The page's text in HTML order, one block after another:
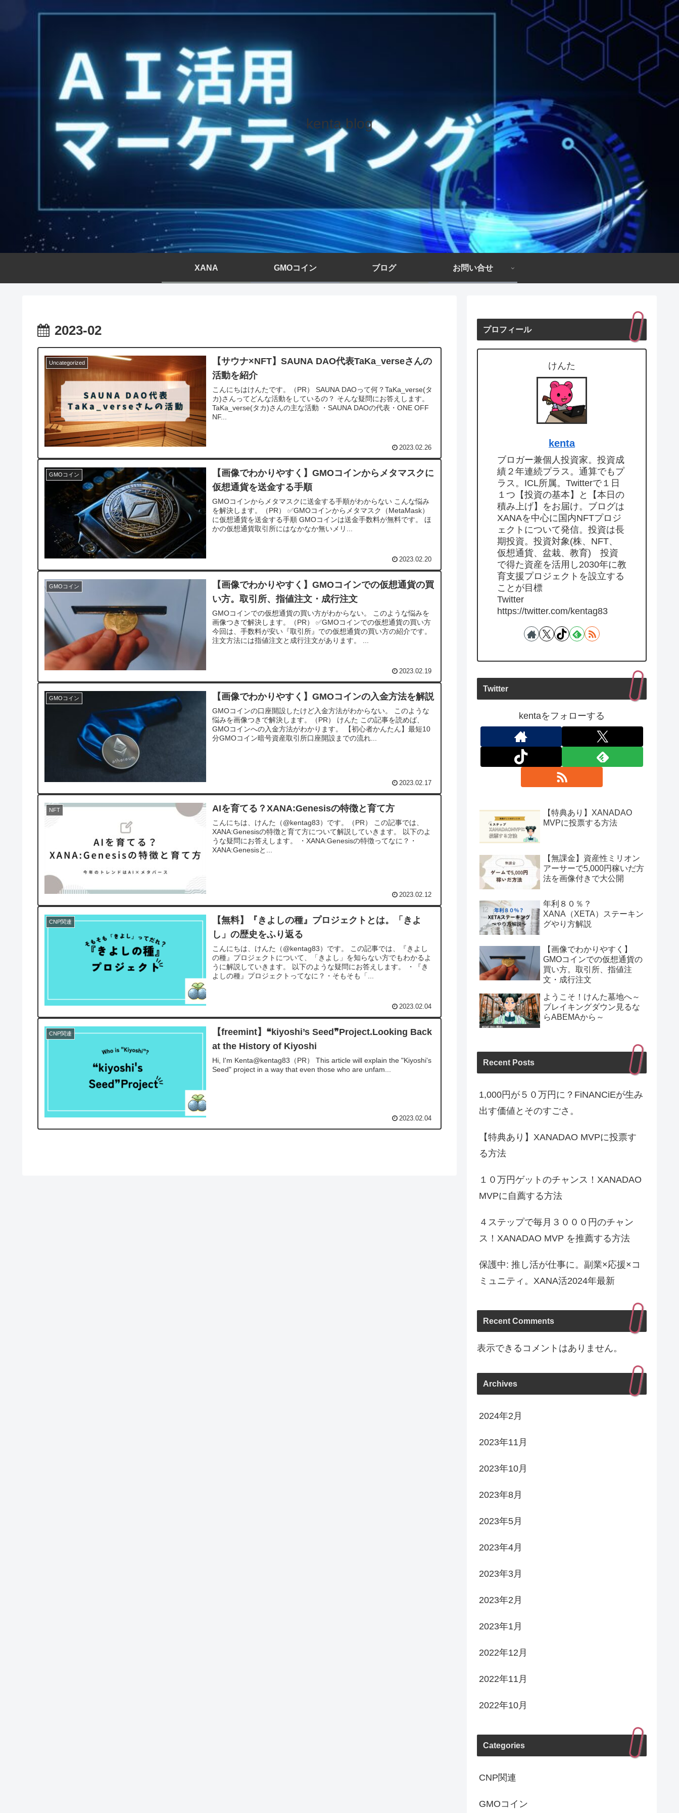
kenta blog
XANA GMOコイン ブログ お問い合せ
2023-02
Uncategorized
【サウナ×NFT】SAUNA DAO代表TaKa_verseさんの
活動を紹介
こんにちはけんたです。（PR） SAUNA DAOって何？TaKa_verse(タ
カ)さんってどんな活動をしているの？ そんな疑問にお答えします。
TaKa_verse(タカ)さんの主な活動 ・SAUNA DAOの代表・ONE OFF
NF...
2023.02.26
GMOコイン
【画像でわかりやすく】GMOコインからメタマスクに
仮想通貨を送金する手順
GMOコインからメタマスクに送金する手順がわからない こんな悩み
を解決します。（PR） ✅GMOコインからメタマスク（MetaMask）
に仮想通貨を送金する手順 GMOコインは送金手数料が無料です。 ほ
かの仮想通貨取引所にはなかなか無いメリ...
2023.02.20
GMOコイン
【画像でわかりやすく】GMOコインでの仮想通貨の買
い方。取引所、指値注文・成行注文
GMOコインでの仮想通貨の買い方がわからない。 このような悩みを
画像つきで解決します。（PR） ✅GMOコインでの仮想通貨の買い方
今回は、手数料が安い『取引所』での仮想通貨の買い方の紹介です。
注文方法には指値注文と成行注文があります。 ...
2023.02.19
GMOコイン 【画像でわかりやすく】GMOコインの入金方法を解説
GMOコインの口座開設したけど入金方法がわからない。 このような
悩みを画像つきで解決します。（PR） けんた この記事を読めば、
GMOコインへの入金方法がわかります。 【初心者かんたん】最短10
分GMOコイン暗号資産取引所口座開設までの流れ...
2023.02.17
NFT AIを育てる？XANA:Genesisの特徴と育て方
こんにちは、けんた（@kentag83）です。（PR） この記事では、
XANA:Genesisの特徴と育て方について解説していきます。 以下のよ
うな疑問にお答えします。 ・XANA:Genesisの特徴ってなに？・
XANA:Genesisと...
2023.02.12
CNP関連
【無料】『きよしの種』プロジェクトとは。「きよ
し」の歴史をふり返る
こんにちは、けんた（@kentag83）です。 この記事では、『きよし
の種』プロジェクトについて、「きよし」を知らない方でもわかるよ
うに解説していきます。 以下のような疑問にお答えします。 ・『き
よしの種』プロジェクトってなに？・そもそも「...
2023.02.04
CNP関連
【freemint】❝kiyoshi’s Seed❞Project.Looking Back
at the History of Kiyoshi
Hi, I'm Kenta@kentag83（PR） This article will explain the "Kiyoshi's
Seed" project in a way that even those who are unfam...
2023.02.04
プロフィール
けんた
kenta
ブロガー兼個人投資家。投資成
績２年連続プラス。通算でもプ
ラス。ICL所属。Twitterで１日
１つ【投資の基本】と【本日の
積み上げ】をお届け。ブログは
XANAを中心に国内NFTプロジ
ェクトについて発信。投資は長
期投資。投資対象(株、NFT、
仮想通貨、盆栽、教育) 投資
で得た資産を活用し2030年に教
育支援プロジェクトを設立する
ことが目標
Twitter
https://twitter.com/kentag83
Twitter
kentaをフォローする
【特典あり】XANADAO
MVPに投票する方法
【無課金】資産性ミリオン
アーサーで5,000円稼いだ方
法を画像付きで大公開
年利８０％？
XANA（XETA）ステーキン
グやり方解説
【画像でわかりやすく】
GMOコインでの仮想通貨の
買い方。取引所、指値注
文・成行注文
ようこそ！けんた墓地へ～
ブレイキングダウン見るな
らABEMAから～
Recent Posts
1,000円が５０万円に？FiNANCiEが生み
出す価値とそのすごさ。
【特典あり】XANADAO MVPに投票す
る方法
１０万円ゲットのチャンス！XANADAO
MVPに自薦する方法
４ステップで毎月３０００円のチャン
ス！XANADAO MVP を推薦する方法
保護中: 推し活が仕事に。副業×応援×コ
ミュニティ。XANA活2024年最新
Recent Comments
表示できるコメントはありません。
Archives
2024年2月
2023年11月
2023年10月
2023年8月
2023年5月
2023年4月
2023年3月
2023年2月
2023年1月
2022年12月
2022年11月
2022年10月
Categories
CNP関連
GMOコイン